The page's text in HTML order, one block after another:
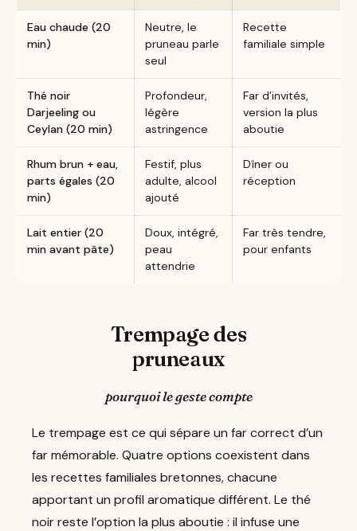
Eau chaude (20
min)
Neutre, le
pruneau parle
seul
Recette
familiale simple
Thé noir
Darjeeling ou
Ceylan (20 min)
Profondeur,
légère
astringence
Far d’invités,
version la plus
aboutie
Rhum brun + eau,
parts égales (20
min)
Festif, plus
adulte, alcool
ajouté
Dîner ou
réception
Lait entier (20
min avant pâte)
Doux, intégré,
peau
attendrie
Far très tendre,
pour enfants
Trempage des
pruneaux
pourquoi le geste compte
Le trempage est ce qui sépare un far correct d’un
far mémorable. Quatre options coexistent dans
les recettes familiales bretonnes, chacune
apportant un profil aromatique différent. Le thé
noir reste l’option la plus aboutie : il infuse une